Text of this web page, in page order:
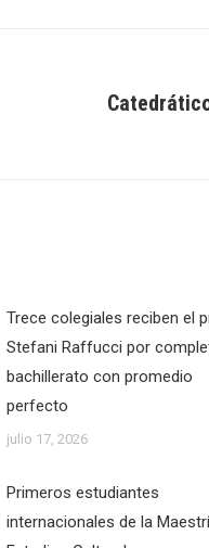
Trece colegiales reciben el
Stefani Raffucci por
bachillerato con promedio
perfecto
julio 17, 2026
Primeros estudiantes
internacionales de la